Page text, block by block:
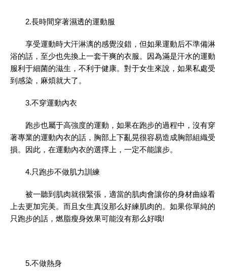
2.長時間穿著濕透的運動服
享受運動時大汗淋漓的感覺沒錯，但如果運動后不準備淋
浴的話，至少也先換上一套干爽的衣服。因為滿是汗水的運動
服利于細菌的滋生，不利于健康。對于女生來說，如果私處受
到感染，麻煩就大了。
3.不穿運動內衣
跑步也屬于高強度的運動，如果在跑步的過程中，沒有穿
著專業的運動內衣的話，胸部上下亂晃很容易造成胸部組織受
損。因此，在運動內衣的選擇上，一定不能讓步。
4.只跑步不做肌力訓練
被一聽到肌肉就很緊張，適當的肌肉會讓你的身材曲線看
上去更加完美。而且女生真沒那么好練肌肉的。如果你單純的
只跑步的話，燃脂瘦身效果可能沒有那么好哦!
5.不做熱身